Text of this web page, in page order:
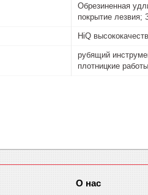
Обрезиненная
покрытие лезвия;
HiQ
рубящий
плотницкие
О нас